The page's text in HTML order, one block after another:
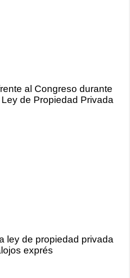
al Congreso durante
de Propiedad Privada
ley de propiedad privada
exprés